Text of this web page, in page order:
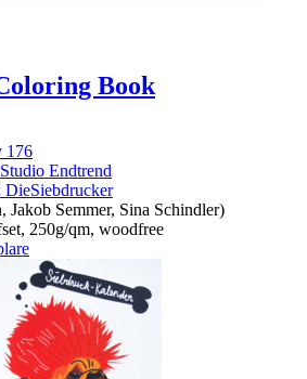
Book
176
Endtrend
DieSiebdrucker
Jakob Semmer, Sina Schindler)
250g/qm, woodfree